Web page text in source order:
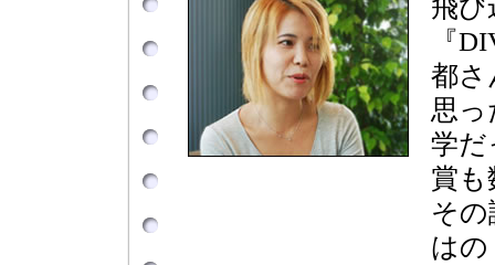
飛び
『
都さ
思っ
学だ
賞も
そ
は